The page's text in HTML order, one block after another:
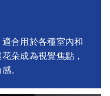
合用於各種室內和
朵成為視覺焦點，
。